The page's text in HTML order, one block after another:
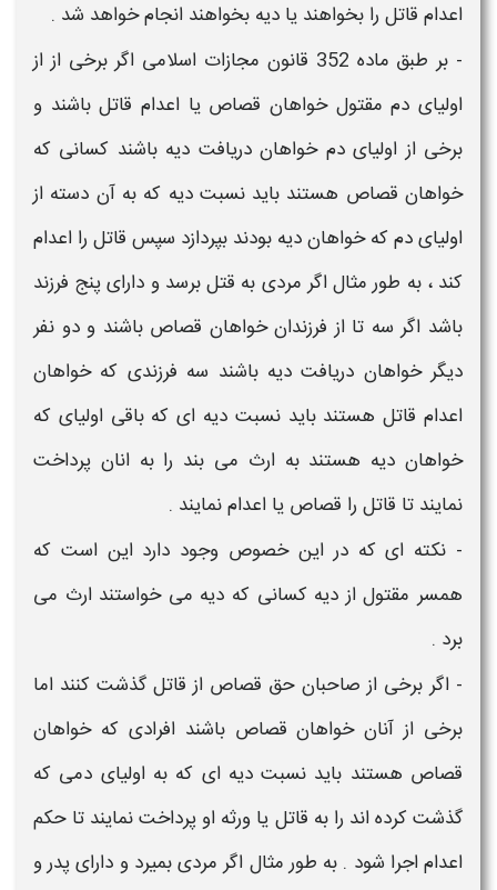
اعدام قاتل را بخواهند یا دیه بخواهند انجام خواهد شد .
-
بر طبق ماده 352 قانون مجازات اسلامی اگر برخی از از
اولیای دم مقتول خواهان قصاص یا اعدام قاتل باشند و
برخی از اولیای دم خواهان دریافت دیه باشند کسانی که
خواهان قصاص هستند باید نسبت دیه که به آن دسته از
اولیای دم که خواهان دیه بودند بپردازد سپس قاتل را اعدام
کند ، به طور مثال اگر مردی به قتل برسد و دارای پنج فرزند
باشد اگر سه تا از فرزندان خواهان قصاص باشند و دو نفر
دیگر خواهان دریافت دیه باشند سه فرزندی که خواهان
اعدام قاتل هستند باید نسبت دیه ای که باقی اولیای که
خواهان دیه هستند به ارث می بند را به انان پرداخت
نمایند تا قاتل را قصاص یا اعدام نمایند .
- نکته ای که در این خصوص وجود دارد این است که
همسر مقتول از دیه کسانی که دیه می خواستند ارث می
برد .
- اگر برخی از صاحبان حق قصاص از قاتل گذشت کنند اما
برخی از آنان خواهان قصاص باشند افرادی که خواهان
قصاص هستند باید نسبت دیه ای که به اولیای دمی که
گذشت کرده اند را به قاتل یا ورثه او پرداخت نمایند تا حکم
اعدام اجرا شود . به طور مثال اگر مردی بمیرد و دارای پدر و